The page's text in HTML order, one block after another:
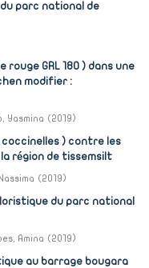
parc national de
GRL 180 ) dans une
modifier :
Yasmina (2019)
) contre les
région de tissemsilt
(2019)
du parc national
Amina (2019)
au barrage bougara